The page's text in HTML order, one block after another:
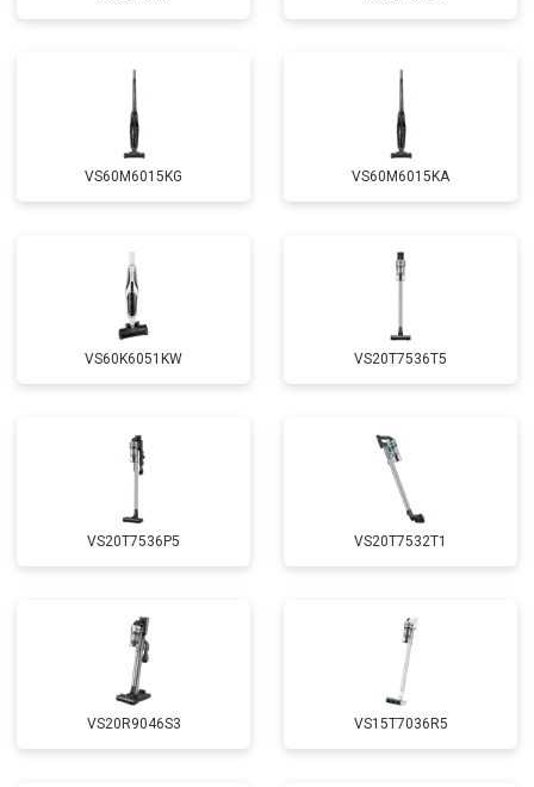
VS60M6015KG VS60M6015KA
VS60K6051KW VS20T7536T5
VS20T7536P5 VS20T7532T1
VS20R9046S3 VS15T7036R5